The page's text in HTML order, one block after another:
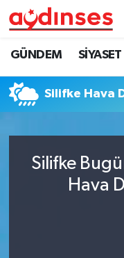
GÜNDEM SİYASET
Silifke Hava
Silifke
Hava
GÜNDEM
SİYASET
DÜNYA
SPOR
Nöbetçi
Hava Durumu
Trafik Durumu
Süper Lig